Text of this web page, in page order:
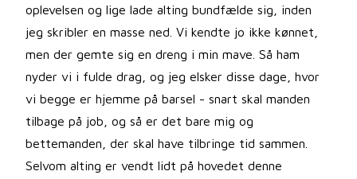
oplevelsen og lige lade alting bundfælde sig, inden
jeg skribler en masse ned. Vi kendte jo ikke kønnet,
men der gemte sig en dreng i min mave. Så ham
nyder vi i fulde drag, og jeg elsker disse dage, hvor
vi begge er hjemme på barsel - snart skal manden
tilbage på job, og så er det bare mig og
bettemanden, der skal have tilbringe tid sammen.
Selvom alting er vendt lidt på hovedet denne